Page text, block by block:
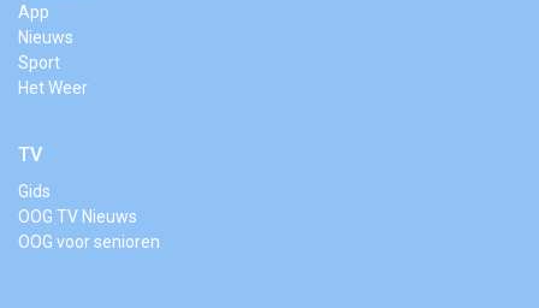
App
Nieuws
Sport
Het Weer
TV
Gids
OOG TV Nieuws
OOG voor senioren